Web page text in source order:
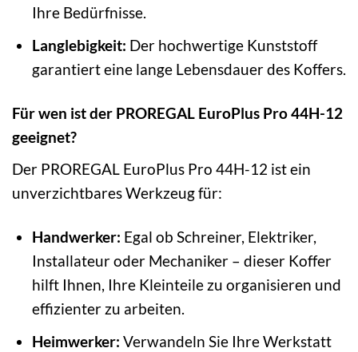
Ihre Bedürfnisse.
Langlebigkeit: Der hochwertige Kunststoff
garantiert eine lange Lebensdauer des Koffers.
Für wen ist der PROREGAL EuroPlus Pro 44H-12
geeignet?
Der PROREGAL EuroPlus Pro 44H-12 ist ein
unverzichtbares Werkzeug für:
Handwerker: Egal ob Schreiner, Elektriker,
Installateur oder Mechaniker – dieser Koffer
hilft Ihnen, Ihre Kleinteile zu organisieren und
effizienter zu arbeiten.
Heimwerker: Verwandeln Sie Ihre Werkstatt